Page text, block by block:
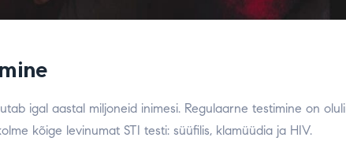
igal aastal miljoneid inimesi. Regulaarne testimine on
kõige levinumat STI testi: süüfilis, klamüüdia ja HIV.